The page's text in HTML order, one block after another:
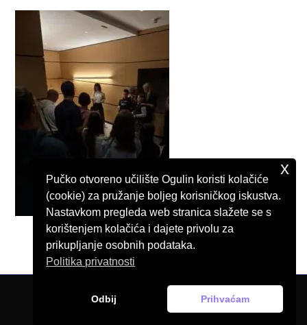
© Pučko otvoreno učilište Ogulin, 2026.
Pučko otvoreno učilište Ogulin koristi kolačiće
(cookie) za pružanje boljeg korisničkog iskustva.
Nastavkom pregleda web stranica slažete se s
korištenjem kolačića i dajete privolu za
prikupljanje osobnih podataka.
Politika privatnosti
Odbij Prihvaćam
x